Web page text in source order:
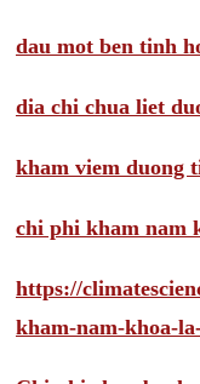
dau mot ben tinh
dia chi chua liet
kham viem duong
chi phi kham nam
https://
kham-nam-khoa-